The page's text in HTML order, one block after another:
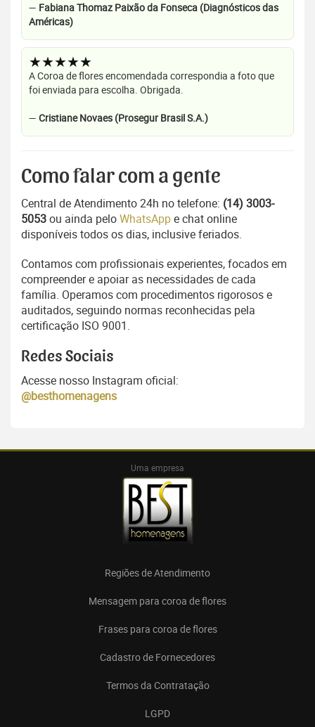
— Fabiana Thomaz Paixão da Fonseca (Diagnósticos das
Américas)
★★★★★
A Coroa de flores encomendada correspondia a foto que
foi enviada para escolha. Obrigada.
— Cristiane Novaes (Prosegur Brasil S.A.)
Como falar com a gente
Central de Atendimento 24h no telefone: (14) 3003-
5053ou ainda peloWhatsAppe chat online
disponíveis todos os dias, inclusive feriados.
Contamos com profissionais experientes, focados em
compreender e apoiar as necessidades de cada
família. Operamos com procedimentos rigorosos e
auditados, seguindo normas reconhecidas pela
certificação ISO 9001.
Redes Sociais
Acesse nosso Instagram oficial:
@besthomenagens
Uma empresa
Regiões de Atendimento
Mensagem para coroa de flores
Frases para coroa de flores
Cadastro de Fornecedores
Termos da Contratação
LGPD